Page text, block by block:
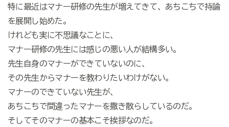
特に最近はマナー研修の先生が増えてきて、あちこちで持論
を展開し始めた。
けれども実に不思議なことに、
マナー研修の先生には感じの悪い人が結構多い。
先生自身のマナーができていないのに、
その先生からマナーを教わりたいわけがない。
マナーのできていない先生が、
あちこちで間違ったマナーを撒き散らしているのだ。
そしてそのマナーの基本こそ挨拶なのだ。